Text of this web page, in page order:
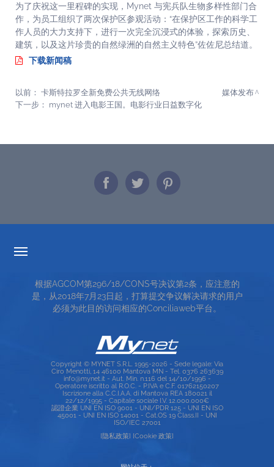
为了庆祝这一里程碑的实现，Mynet 与宪兵队生物多样性部门合
作，为员工组织了两次保护区参观活动：“在保护区工作的科学工
作人员的大力支持下，进行一次完全沉浸式的体验，探索历史、
建筑，以及这片珍贵的自然绿洲的自然主义特色”佐佐尼总结道。
下载新闻稿
以前： 卡斯特拉罗全新免费公共无线网络
下一步： mynet 进入电影王国。电影行业日益数字化
媒体发布
服务条款
TOP RICERCHE
根据AGCOM第296/18/CONS号决议第2条，应注意的
是，从2018年7月23日起，打算提交争议解决请求的用户
必须为此目的访问相应的Conciliaweb平台。
Copyright © MYNET S.R.L. 1995-2026 - Sede legale: Via
Ciro Menotti, 14 46100 Mantova MN - Tel. 0376 263639
info@mynet.it - Aut. Min. n.116 del 14/10/1996 -
Operatore iscritto al R.O.C. - P.IVA e C.F. 01762150207
Iscrizione alla C.C.I.A.A. di Mantova REA 180021 il
22/12/1995 - Capitale sociale I.V. 12.000.000€
認證企業 UNI EN ISO 9001 - UNI/PDR 125 - UNI EN ISO
45001 - UNI EN ISO 14001 - Cat.OS 19 Class.II - UNI
ISO/IEC 27001
[隐私政策] [Cookie 政策]